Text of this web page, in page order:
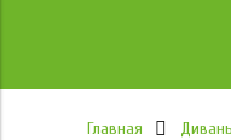
Главная